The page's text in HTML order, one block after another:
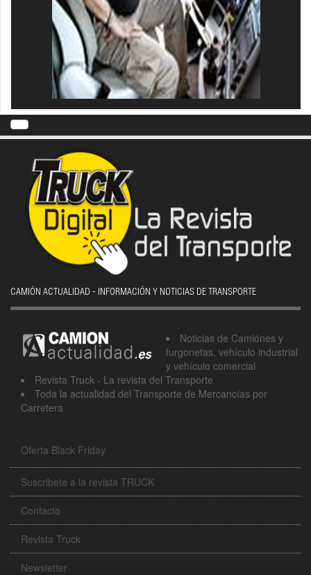
CAMIÓN ACTUALIDAD - INFORMACIÓN Y NOTICIAS DE TRANSPORTE
Noticias de Camiónes y
furgonetas, vehículo industrial
y vehículo comercial
Revista Truck - La revista del Transporte
Toda la actualidad del Transporte de Mercancías por
Carretera
Oferta Black Friday
Suscribete a la revista TRUCK
Contacto
Revista Truck
Newsletter